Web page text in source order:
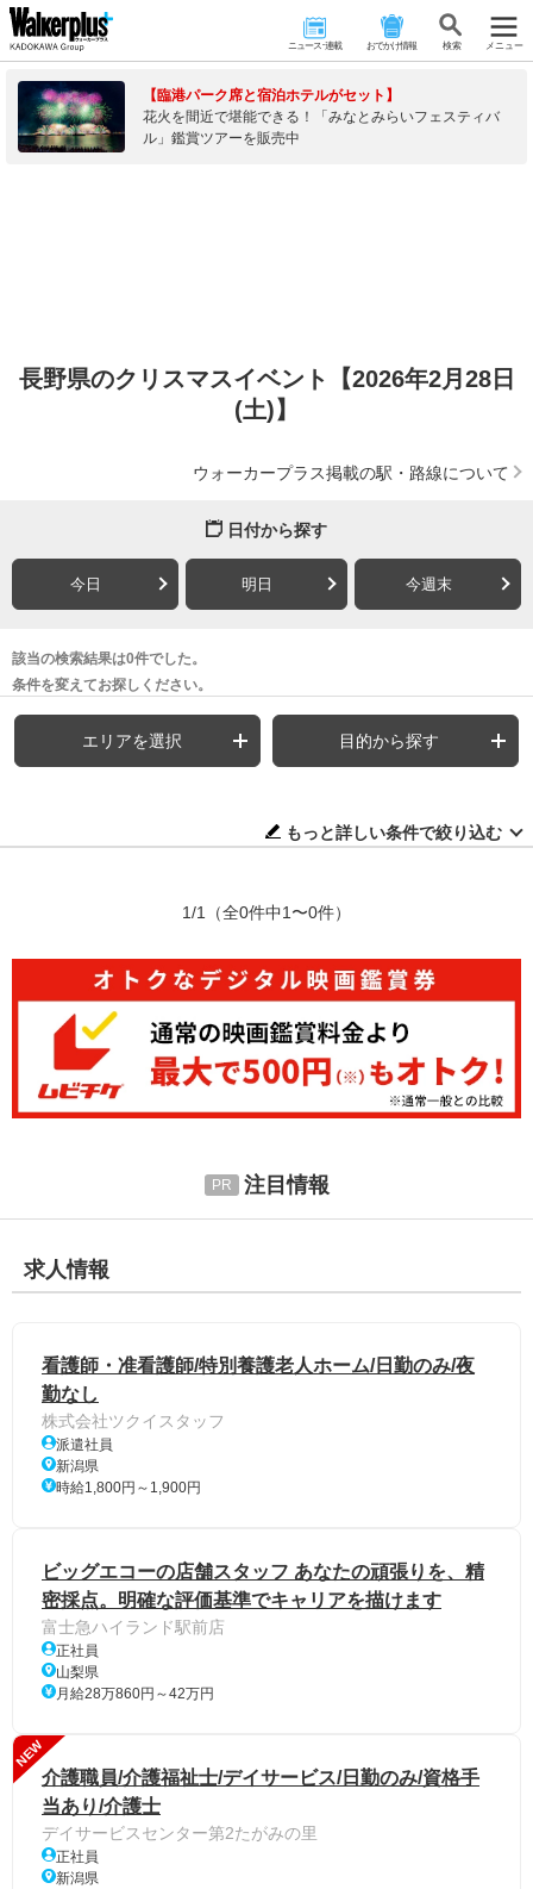
ニュース･連載 おでかけ情報 検 索 メニュー
【臨港パーク席と宿泊ホテルがセット】
花火を間近で堪能できる！「みなとみらいフェスティバ
ル」鑑賞ツアーを販売中
長野県のクリスマスイベント【2026年2月28日
(土)】
ウォーカープラス掲載の駅・路線について
日付から探す
今日 明日 今週末
該当の検索結果は0件でした。
条件を変えてお探しください。
エリアを選択 目的から探す
もっと詳しい条件で絞り込む
1/1 （全0件中1〜0件）
注目情報
求人情報
看護師・准看護師/特別養護老人ホーム/日勤のみ/夜
勤なし
株式会社ツクイスタッフ
派遣社員
新潟県
時給1,800円～1,900円
ビッグエコーの店舗スタッフ あなたの頑張りを、精
密採点。明確な評価基準でキャリアを描けます
富士急ハイランド駅前店
正社員
山梨県
月給28万860円～42万円
NEW
介護職員/介護福祉士/デイサービス/日勤のみ/資格手
当あり/介護士
デイサービスセンター第2たがみの里
正社員
新潟県